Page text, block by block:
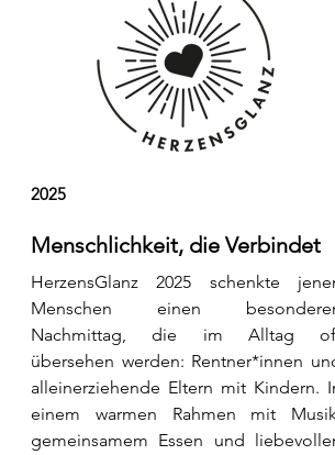
2025
Menschlichkeit, die Verbindet
HerzensGlanz 2025 schenkte
Menschen einen
Nachmittag, die im Alltag
übersehen werden: Rentner*innen
alleinerziehende Eltern mit Kindern.
einem warmen Rahmen mit
gemeinsamem Essen und